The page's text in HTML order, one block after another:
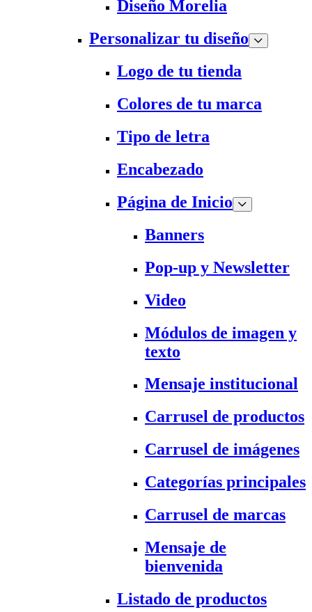
Diseño Morelia
Personalizar tu diseño
Logo de tu tienda
Colores de tu marca
Tipo de letra
Encabezado
Página de Inicio
Banners
Pop-up y Newsletter
Video
Módulos de imagen y
texto
Mensaje institucional
Carrusel de productos
Carrusel de imágenes
Categorías principales
Carrusel de marcas
Mensaje de
bienvenida
Listado de productos